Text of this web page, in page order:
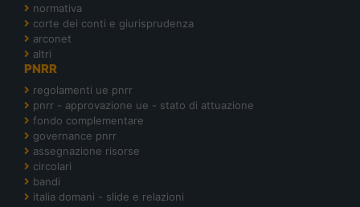
normativa
corte dei conti e giurisprudenza
arconet
altri
PNRR
regolamenti ue pnrr
pnrr - approvazione ue - stato di attuazione
fondo complementare
governance pnrr
assegnazione risorse
circolari
bandi
italia domani - slide e relazioni